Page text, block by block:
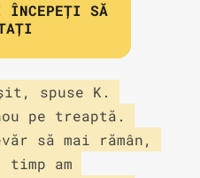
SĂ
spuse K.
pe treaptă.
să mai rămân,
am